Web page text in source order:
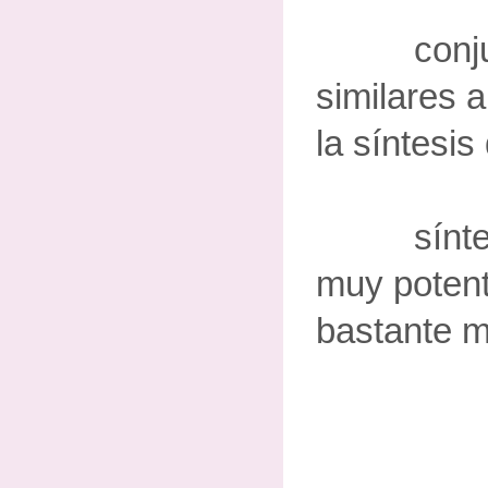
similares
la síntesis
muy
bastante